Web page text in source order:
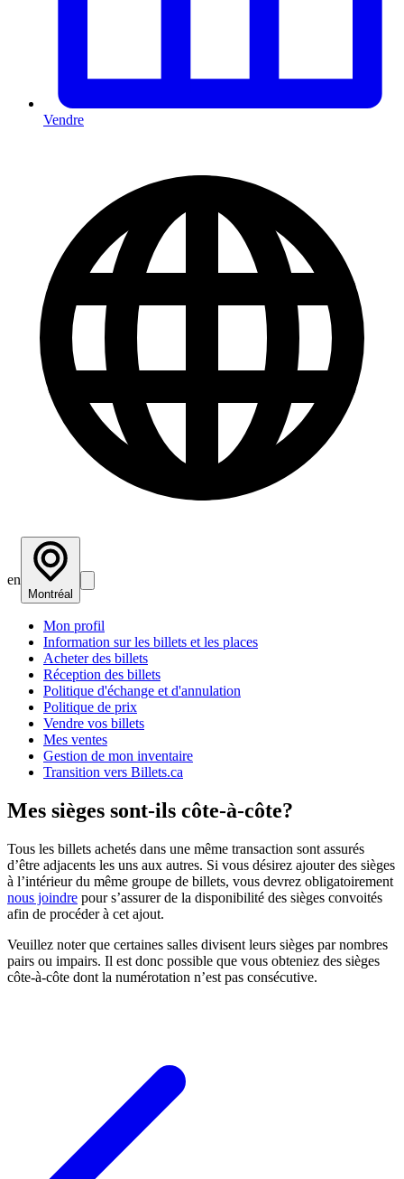
Vendre
en
Montréal
Mon profil
Information sur les billets et les places
Acheter des billets
Réception des billets
Politique d'échange et d'annulation
Politique de prix
Vendre vos billets
Mes ventes
Gestion de mon inventaire
Transition vers Billets.ca
Mes sièges sont-ils côte-à-côte?
Tous les billets achetés dans une même transaction sont assurés
d’être adjacents les uns aux autres. Si vous désirez ajouter des sièges
à l’intérieur du même groupe de billets, vous devrez obligatoirement
nous joindre pour s’assurer de la disponibilité des sièges convoités
afin de procéder à cet ajout.
Veuillez noter que certaines salles divisent leurs sièges par nombres
pairs ou impairs. Il est donc possible que vous obteniez des sièges
côte-à-côte dont la numérotation n’est pas consécutive.